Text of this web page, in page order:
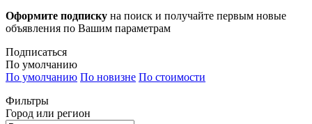
Оформите подписку на поиск и получайте первым новые
объявления по Вашим параметрам
Подписаться
По умолчанию
По умолчанию По новизне По стоимости
Фильтры
Город или регион